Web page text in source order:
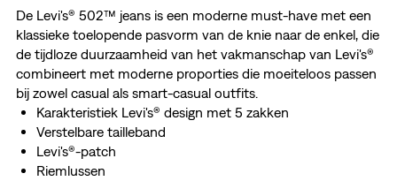
De Levi's® 502™ jeans is een moderne must-have met een
klassieke toelopende pasvorm van de knie naar de enkel, die
de tijdloze duurzaamheid van het vakmanschap van Levi's®
combineert met moderne proporties die moeiteloos passen
bij zowel casual als smart-casual outfits.
Karakteristiek Levi's® design met 5 zakken
Verstelbare tailleband
Levi's®-patch
Riemlussen